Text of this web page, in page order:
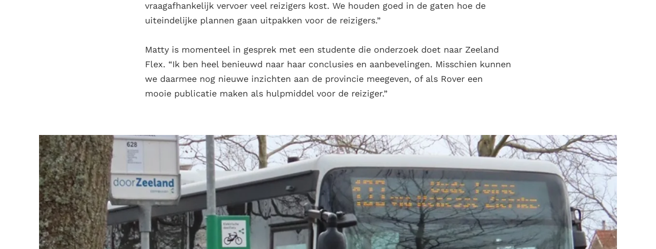
vraagafhankelijk vervoer veel reizigers kost. We houden goed in de gaten hoe de
uiteindelijke plannen gaan uitpakken voor de reizigers.”
Matty is momenteel in gesprek met een studente die onderzoek doet naar Zeeland
Flex. “Ik ben heel benieuwd naar haar conclusies en aanbevelingen. Misschien kunnen
we daarmee nog nieuwe inzichten aan de provincie meegeven, of als Rover een
mooie publicatie maken als hulpmiddel voor de reiziger.”